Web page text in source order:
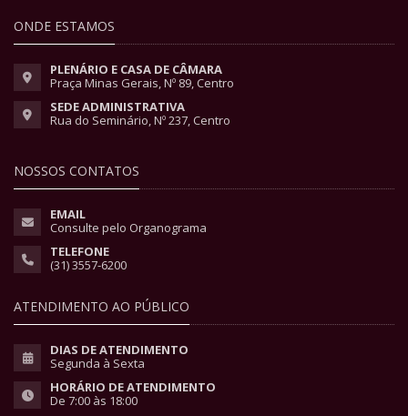
ONDE ESTAMOS
PLENÁRIO E CASA DE CÂMARA
Praça Minas Gerais, Nº 89, Centro
SEDE ADMINISTRATIVA
Rua do Seminário, Nº 237, Centro
NOSSOS CONTATOS
EMAIL
Consulte pelo Organograma
TELEFONE
(31) 3557-6200
ATENDIMENTO AO PÚBLICO
DIAS DE ATENDIMENTO
Segunda à Sexta
HORÁRIO DE ATENDIMENTO
De 7:00 às 18:00